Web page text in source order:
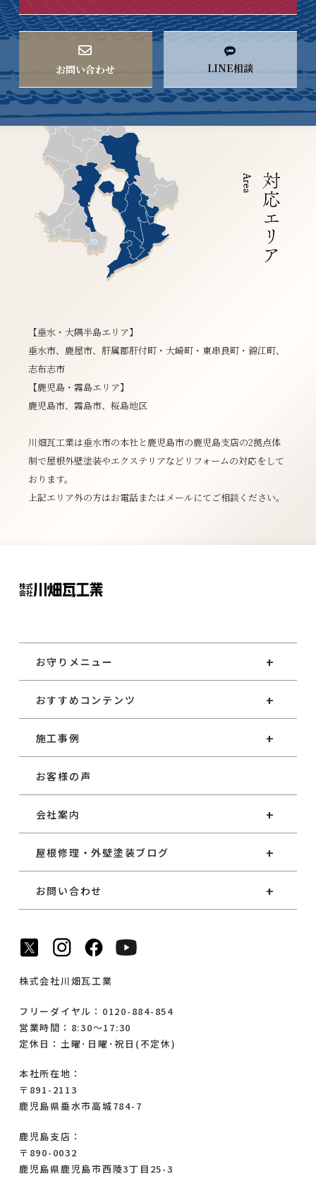
お問い合わせ LINE相談
【垂水・大隅半島エリア】
垂水市、鹿屋市、肝属郡肝付町・大崎町・東串良町・錦江町、
志布志市
【鹿児島・霧島エリア】
鹿児島市、霧島市、桜島地区
川畑瓦工業は垂水市の本社と鹿児島市の鹿児島支店の2拠点体
制で屋根外壁塗装やエクステリアなどリフォームの対応をして
おります。
上記エリア外の方はお電話またはメールにてご相談ください。
お守りメニュー
おすすめコンテンツ
施工事例
お客様の声
会社案内
屋根修理・外壁塗装ブログ
お問い合わせ
株式会社川畑瓦工業
フリーダイヤル：0120-884-854
営業時間：8:30～17:30
定休日：土曜･日曜･祝日(不定休)
本社所在地：
〒891-2113
鹿児島県垂水市高城784-7
鹿児島支店：
〒890-0032
鹿児島県鹿児島市西陵3丁目25-3